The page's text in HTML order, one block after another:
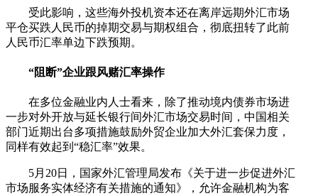
受此影响，这些海外投机资本还在离岸远期外汇市场
平仓买跌人民币的掉期交易与期权组合，彻底扭转了此前
人民币汇率单边下跌预期。
“阻断”企业跟风赌汇率操作
在多位金融业内人士看来，除了推动境内债券市场进
一步对外开放与延长银行间外汇市场交易时间，中国相关
部门近期出台多项措施鼓励外贸企业加大外汇套保力度，
同样有效起到“稳汇率”效果。
5月20日，国家外汇管理局发布《关于进一步促进外汇
市场服务实体经济有关措施的通知》，允许金融机构为客